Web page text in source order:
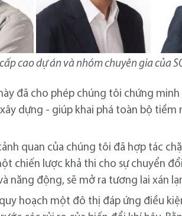
cao dự án và nhóm chuyên gia của
đã cho phép chúng tôi chứng
dựng - giúp khai phá toàn bộ tiềm
quan của chúng tôi đã hợp tác
chiến lược khả thi cho sự chuyển
năng động, sẽ mở ra tương lai xán
hoạch một đô thị đáp ứng điều